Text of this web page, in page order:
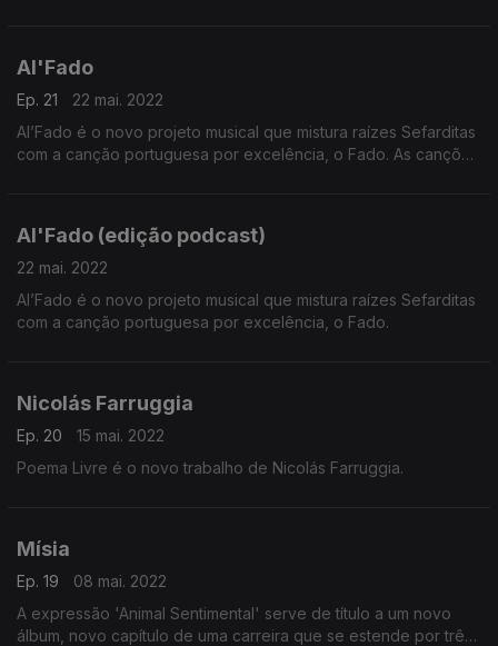
Al'Fado
Ep. 21
22 mai. 2022
Al’Fado é o novo projeto musical que mistura raízes Sefarditas
com a canção portuguesa por excelência, o Fado. As canções
Al'Fado (edição podcast)
22 mai. 2022
Al’Fado é o novo projeto musical que mistura raízes Sefarditas
com a canção portuguesa por excelência, o Fado.
Nicolás Farruggia
Ep. 20
15 mai. 2022
Poema Livre é o novo trabalho de Nicolás Farruggia.
Mísia
Ep. 19
08 mai. 2022
A expressão 'Animal Sentimental' serve de título a um novo
álbum, novo capítulo de uma carreira que se estende por três